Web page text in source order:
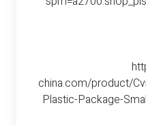
china.com/product/
Plastic-Package-